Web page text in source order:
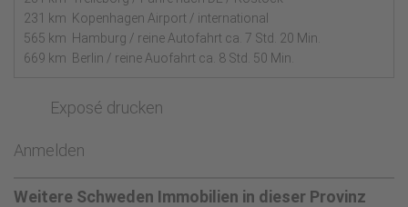
231 km Kopenhagen Airport / international
565 km Hamburg / reine Autofahrt ca. 7 Std. 20 Min.
669 km Berlin / reine Auofahrt ca. 8 Std. 50 Min.
Exposé drucken
Anmelden
Weitere Schweden Immobilien in dieser Provinz